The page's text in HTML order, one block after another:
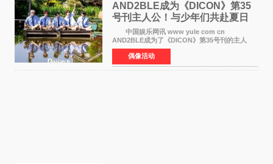
AND2BLE成为《DICON》第35
号刊主人公！与少年们共赴夏日
之约
中国娱乐网讯 www yule com cn
AND2BLE成为了《DICON》第35号刊的主人
公，本期标题为And The Summer。作为出道后
首次担任杂志画报主角的完整体，AND2BLE用清
澈的少年感与全新的夏天相遇了
偶像活动